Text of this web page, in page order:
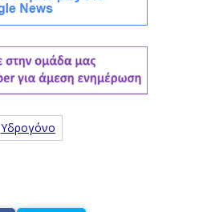
Υδρογόνο